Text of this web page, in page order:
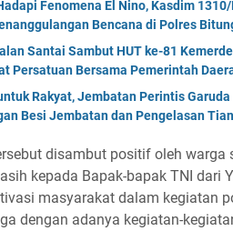
Fenomena El Nino, Kasdim
Bencana di Polres
Santai Sambut HUT ke-81
Persatuan Bersama Pemerintah
Rakyat, Jembatan Perintis
Besi Jembatan dan Pengelasan
disambut positif oleh warga
kepada Bapak-bapak TNI dari
masyarakat dalam kegiatan
dengan adanya kegiatan-